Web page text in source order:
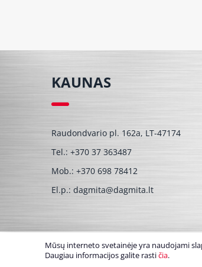
KAUNAS
Raudondvario pl. 162a, LT-47174
Tel.: +370 37 363487
Mob.: +370 698 78412
El.p.: dagmita@dagmita.lt
© UAB Dagmita 2026. Visos teisės saugomos
Mūsų interneto svetainėje yra naudojami
Daugiau informacijos galite rastičia.